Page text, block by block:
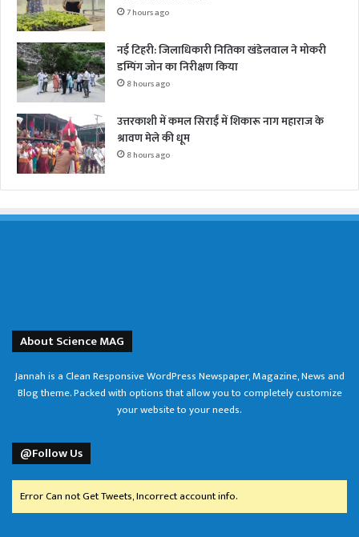
7 hours ago
नई टिहरी: जिलाधिकारी नितिका खंडेलवाल ने मोकरी
डम्पिंग जोन का निरीक्षण किया
8 hours ago
उत्तरकाशी में कमल सिराईं में शिकारू नाग महाराज के
श्रावण मेले की धूम
8 hours ago
About Science MAG
Jannah is a Clean Responsive WordPress Newspaper, Magazine, News and
Blog theme. Packed with options that allow you to completely customize
your website to your needs.
@Follow Us
Error Can not Get Tweets, Incorrect account info.